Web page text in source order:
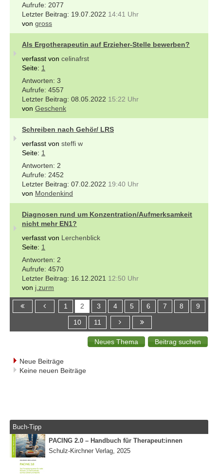
2077
19.07.2022 14:41 Uhr
von gross
Als Ergotherapeutin auf Erzieher-Stelle bewerben?
verfasst von celinafrst
Seite: 1
3
4557
08.05.2022 15:22 Uhr
von Geschenk
Schreiben nach Gehör/ LRS
verfasst von steffi w
Seite: 1
2
2452
07.02.2022 19:40 Uhr
von Mondenkind
Diagnosen rund um Konzentration/Aufmerksamkeit
nicht mehr EN1?
verfasst von Lerchenblick
Seite: 1
2
4570
16.12.2021 12:50 Uhr
von j.zurm
1 2 3 4 5 6 7 8 9
10 11
Neue Beiträge
Keine neuen Beiträge
Buch-Tipp
PACING 2.0 – Handbuch für Therapeut:innen
Schulz-Kirchner Verlag, 2025